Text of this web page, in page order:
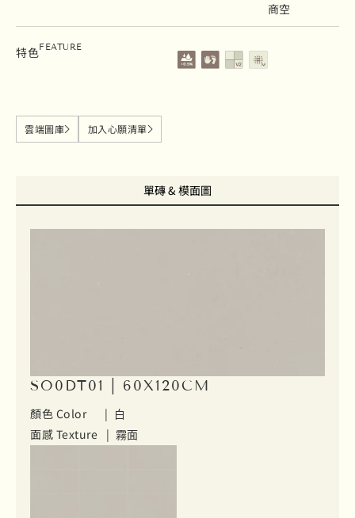
商空
特色FEATURE
雲端圖庫 加入心願清單
單磚 & 模面圖
SO0DT01 | 60X120CM
顏色 Color | 白
面感 Texture | 霧面